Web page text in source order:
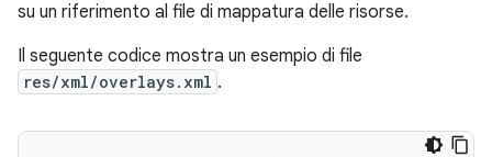
su un riferimento al file di mappatura delle risorse.
Il seguente codice mostra un esempio di file
res/xml/overlays.xml .